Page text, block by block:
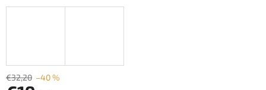
€32,20 –40 %